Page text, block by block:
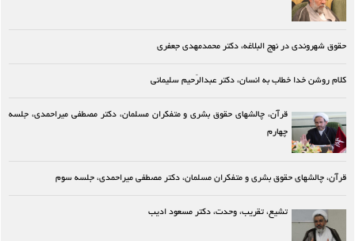
حقوق شهروندی در نهج البلاغه، دکتر محمدمهدی جعفری
کلام روشن خدا خطاب به انسان، دکتر عبدالرّحیم سلیمانی
قرآن، چالشهای حقوق بشری و متفکران مسلمان، دکتر مصطفی میراحمدی، جلسه
چهارم
قرآن، چالشهای حقوق بشری و متفکران مسلمان، دکتر مصطفی میراحمدی، جلسه سوم
تشیع، تقریب، وحدت، دکتر مسعود ادیب